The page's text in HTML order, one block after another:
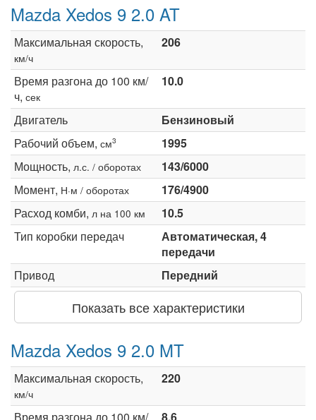
Mazda Xedos 9 2.0 AT
Максимальная скорость,
км/ч
206
Время разгона до 100 км/
ч, сек
10.0
Двигатель
Бензиновый
Рабочий объем, см3
1995
Мощность, л.с. / оборотах
143/6000
Момент, Н·м / оборотах
176/4900
Расход комби, л на 100 км
10.5
Тип коробки передач
Автоматическая, 4
передачи
Привод
Передний
Показать все характеристики
Mazda Xedos 9 2.0 MT
Максимальная скорость,
км/ч
220
Время разгона до 100 км/ 8.6